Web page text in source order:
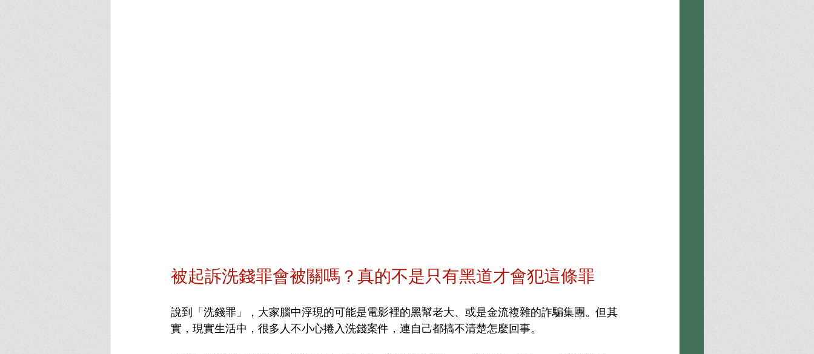
被起訴洗錢罪會被關嗎？真的不是只有黑道才會犯這條罪
說到「洗錢罪」，大家腦中浮現的可能是電影裡的黑幫老大、或是金流複雜的詐騙集團。但其
實，現實生活中，很多人不小心捲入洗錢案件，連自己都搞不清楚怎麼回事。